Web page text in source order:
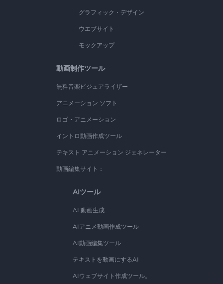
グラフィック・デザイン
ウエブサイト
モックアップ
動画制作ツール
無料音楽ビジュアライザー
アニメーション ソフト
ロゴ・アニメーション
イントロ動画作成ツール
テキスト アニメーション ジェネレーター
動画編集サイト：
AIツール
AI 動画生成
AIアニメ動画作成ツール
AI動画編集ツール
テキストを動画にするAI
AIウェブサイト作成ツール。